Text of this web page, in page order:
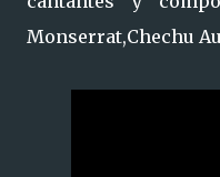
Monserrat,Chechu